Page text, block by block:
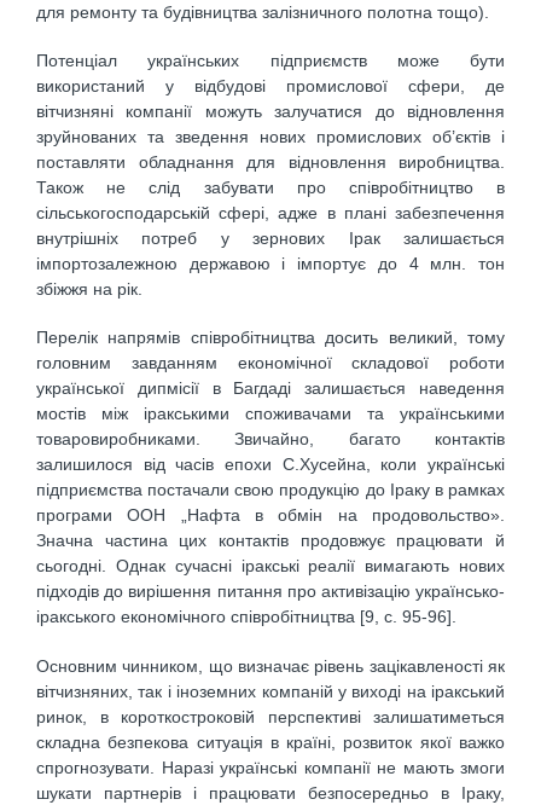
для ремонту та будівництва залізничного полотна тощо).
Потенціал українських підприємств може бути
використаний у відбудові промислової сфери, де
вітчизняні компанії можуть залучатися до відновлення
зруйнованих та зведення нових промислових об’єктів і
поставляти обладнання для відновлення виробництва.
Також не слід забувати про співробітництво в
сільськогосподарській сфері, адже в плані забезпечення
внутрішніх потреб у зернових Ірак залишається
імпортозалежною державою і імпортує до 4 млн. тон
збіжжя на рік.
Перелік напрямів співробітництва досить великий, тому
головним завданням економічної складової роботи
української дипмісії в Багдаді залишається наведення
мостів між іракськими споживачами та українськими
товаровиробниками. Звичайно, багато контактів
залишилося від часів епохи С.Хусейна, коли українські
підприємства постачали свою продукцію до Іраку в рамках
програми ООН „Нафта в обмін на продовольство».
Значна частина цих контактів продовжує працювати й
сьогодні. Однак сучасні іракські реалії вимагають нових
підходів до вирішення питання про активізацію українсько-
іракського економічного співробітництва [9, c. 95-96].
Основним чинником, що визначає рівень зацікавленості як
вітчизняних, так і іноземних компаній у виході на іракський
ринок, в короткостроковій перспективі залишатиметься
складна безпекова ситуація в країні, розвиток якої важко
спрогнозувати. Наразі українські компанії не мають змоги
шукати партнерів і працювати безпосередньо в Іраку,